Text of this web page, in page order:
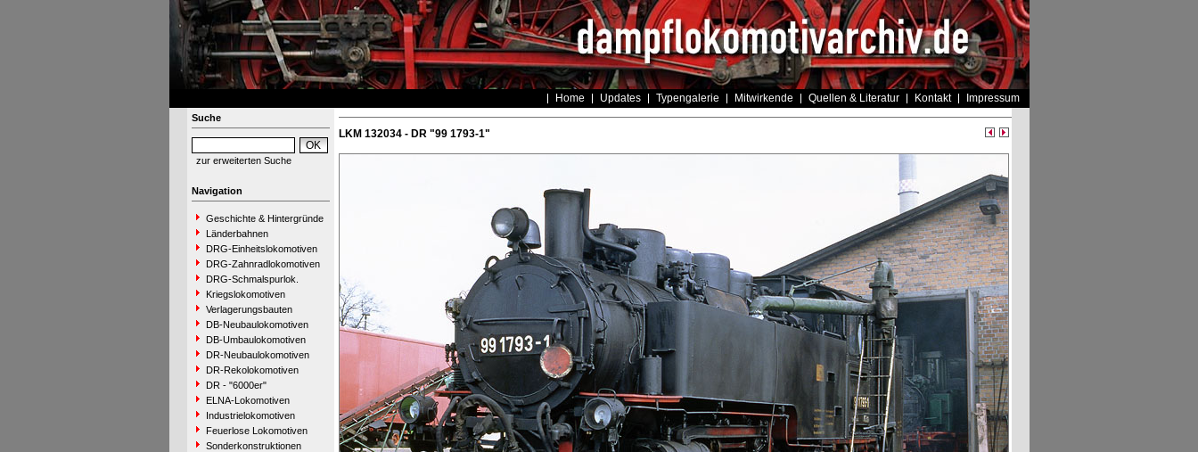
Home Updates Typengalerie Mitwirkende Quellen & Literatur Kontakt Impressum
Suche
zur erweiterten Suche
Navigation
Geschichte & Hintergründe
Länderbahnen
DRG-Einheitslokomotiven
DRG-Zahnradlokomotiven
DRG-Schmalspurlok.
Kriegslokomotiven
Verlagerungsbauten
DB-Neubaulokomotiven
DB-Umbaulokomotiven
DR-Neubaulokomotiven
DR-Rekolokomotiven
DR - "6000er"
ELNA-Lokomotiven
Industrielokomotiven
Feuerlose Lokomotiven
Sonderkonstruktionen
LKM 132034 - DR "99 1793-1"